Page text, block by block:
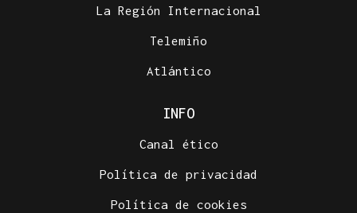
La Región Internacional
Telemiño
Atlántico
INFO
Canal ético
Política de privacidad
Política de cookies